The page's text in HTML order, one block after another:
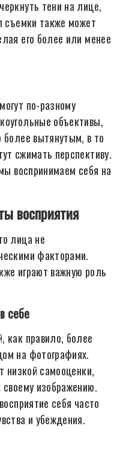
тени на лице,
съемки также может
его более или менее
по-разному
объективы,
вытянутым, в то
сжимать перспективу.
воспринимаем себя на
восприятия
лица не
факторами.
играют важную роль
себе
как правило, более
на фотографиях.
низкой самооценки,
изображению.
себя часто
и убеждения.